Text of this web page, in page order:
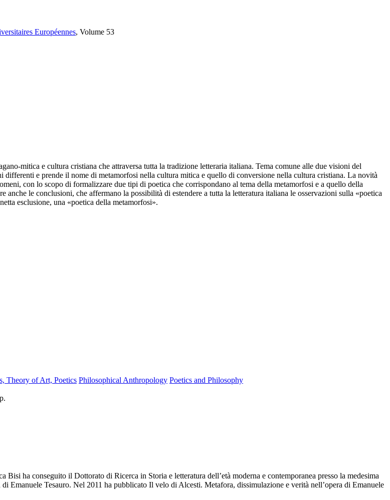
Européennes, Volume 53
mitica e cultura cristiana che attraversa tutta la tradizione letteraria italiana. Tema comune alle due visioni del
e prende il nome di metamorfosi nella cultura mitica e quello di conversione nella cultura cristiana. La novità
con lo scopo di formalizzare due tipi di poetica che corrispondano al tema della metamorfosi e a quello della
le conclusioni, che affermano la possibilità di estendere a tutta la letteratura italiana le osservazioni sulla «poetica
esclusione, una «poetica della metamorfosi».
Theory of Art, Poetics Philosophical Anthropology Poetics and Philosophy
ha conseguito il Dottorato di Ricerca in Storia e letteratura dell’età moderna e contemporanea presso la medesima
Emanuele Tesauro. Nel 2011 ha pubblicato Il velo di Alcesti. Metafora, dissimulazione e verità nell’opera di Emanuele